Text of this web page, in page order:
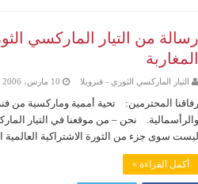
رسالة من التيار الماركسي
المغاربة
التيار الماركسي الثوري - فنزويلا 10 مارس، 2006
رفاقنا المحترمين: تحية أممية وماركسية من
والرأسمالية. نحن – من موقعنا في التيار
ليست سوى جزء من الثورة الاشتراكية العالمية
أكمل القراءة »